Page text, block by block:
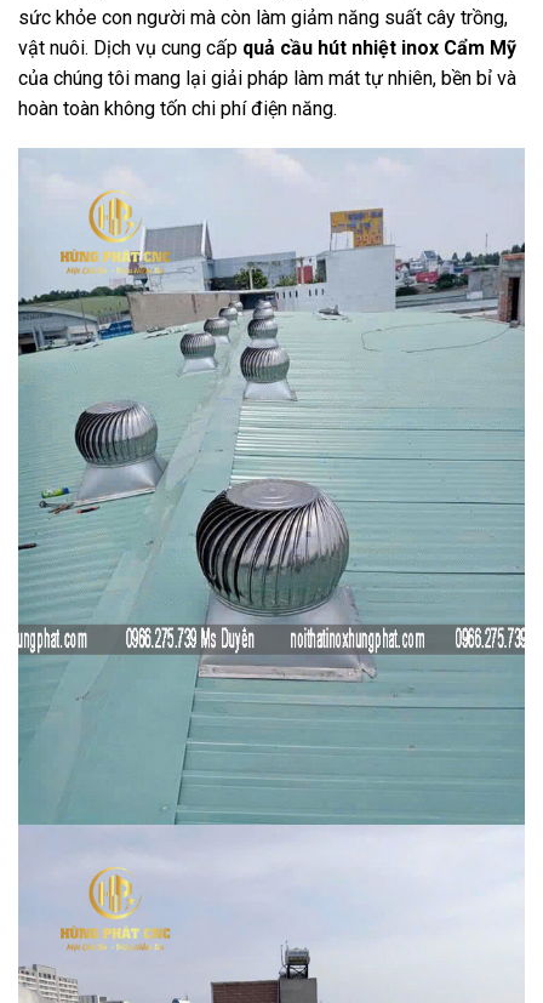
sức khỏe con người mà còn làm giảm năng suất cây trồng,
vật nuôi. Dịch vụ cung cấp quả cầu hút nhiệt inox Cẩm Mỹ
của chúng tôi mang lại giải pháp làm mát tự nhiên, bền bỉ và
hoàn toàn không tốn chi phí điện năng.